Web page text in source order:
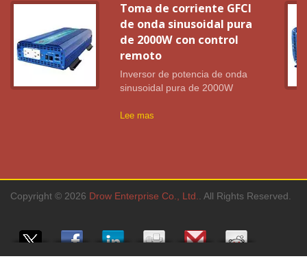
Toma de corriente GFCI
de onda sinusoidal pura
de 2000W con control
remoto
Inversor de potencia de onda
sinusoidal pura de 2000W
Lee mas
Copyright © 2026 Drow Enterprise Co., Ltd.. All Rights Reserved.